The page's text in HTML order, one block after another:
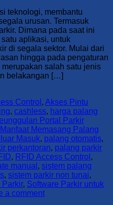
teknologi, membantu
urusan. Termasuk
Dimana pada saat ini
aplikasi, untuk
di segala sektor. Mulai dari
hingga pada pengaturan
salah satu jenis
belakangan […]
Control , Akses Pintu
, cashless, harga palang
Portal Parkir
Manfaat Memasang Palang
Masuk, palang otomatis,
perkantoran, palang parkir
, RFID Access Control ,
manual , sistem palang
, sistem parkir non tunai,
Parkir, Software Parkir untuk
a comment